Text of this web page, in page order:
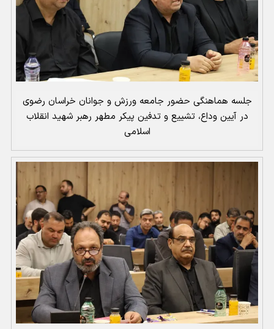
جلسه هماهنگی حضور جامعه ورزش و جوانان خراسان رضوی
در آیین وداع، تشییع و تدفین پیکر مطهر رهبر شهید انقلاب
اسلامی